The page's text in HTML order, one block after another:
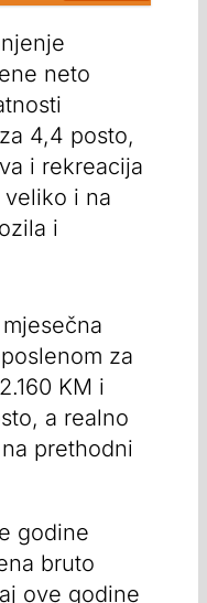
neto
4,4 posto,
i rekreacija
i na
i
za
KM i
a realno
prethodni
godine
bruto
ove godine